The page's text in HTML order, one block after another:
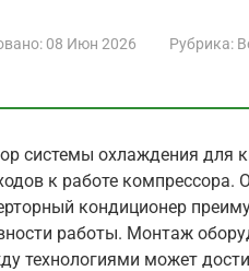
08 Июн 2026 Рубрика:
системы охлаждения для
к работе компрессора.
кондиционер
работы. Монтаж
технологиями может